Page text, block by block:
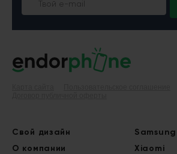
Свой дизайн
О компании
Samsung
Xiaomi